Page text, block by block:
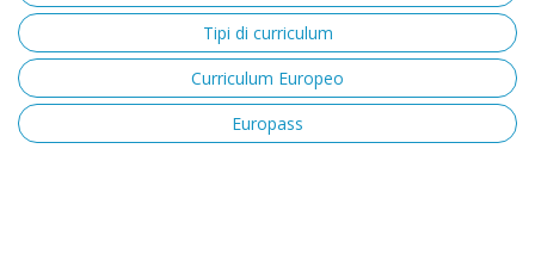
Tipi di curriculum
Curriculum Europeo
Europass